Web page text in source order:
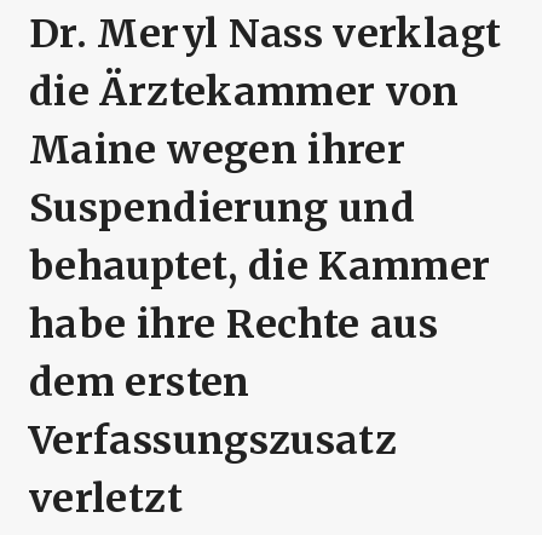
Dr. Meryl Nass verklagt
die Ärztekammer von
Maine wegen ihrer
Suspendierung und
behauptet, die Kammer
habe ihre Rechte aus
dem ersten
Verfassungszusatz
verletzt